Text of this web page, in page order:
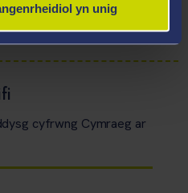
yn unig
yn Gymraeg
cyfrwng Cymraeg ar